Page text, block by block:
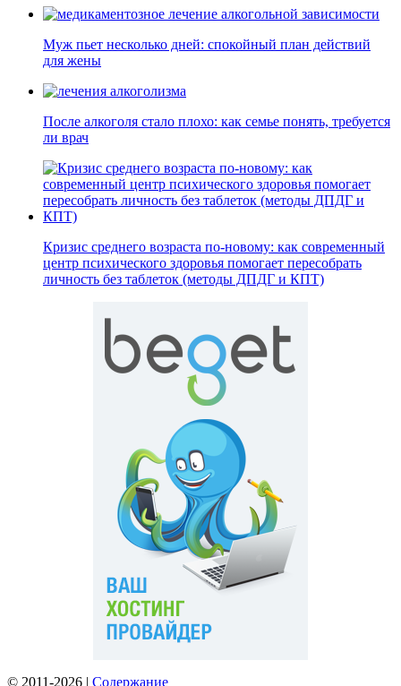
Муж пьет несколько дней: спокойный план действий
для жены
После алкоголя стало плохо: как семье понять, требуется
ли врач
Кризис среднего возраста по-новому: как современный
центр психического здоровья помогает пересобрать
личность без таблеток (методы ДПДГ и КПТ)
© 2011-2026 | Содержание